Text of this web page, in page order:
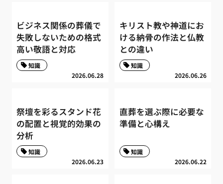
ビジネス関係の葬儀で
失敗しないための格式
高い敬語と対応
2026.06.28
知識
キリスト教や神道にお
ける納骨の作法と仏教
との違い
2026.06.26
知識
祭壇を彩るスタンド花
の配置と視覚的効果の
分析
2026.06.23
知識
直葬を選ぶ際に必要な
準備と心構え
2026.06.22
知識